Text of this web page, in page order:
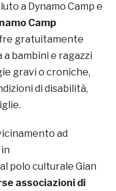
a Dynamo Camp e
Camp
gratuitamente
bambini e ragazzi
gravi o croniche,
di disabilità,
ad
polo culturale Gian
associazioni di